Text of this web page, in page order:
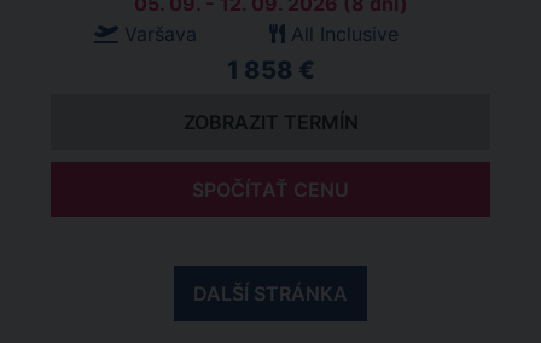
Varšava
All Inclusive
1 858 €
ZOBRAZIT TERMÍN
SPOČÍTAŤ CENU
DALŠÍ STRÁNKA